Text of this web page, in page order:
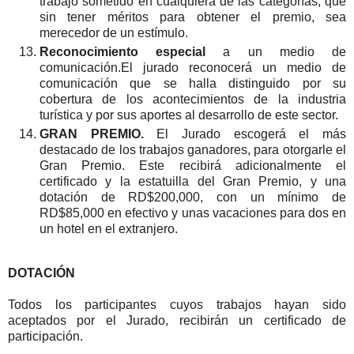
sin tener méritos para obtener el premio, sea
merecedor de un estímulo.
Reconocimiento especial
a un medio de
comunicación.El jurado reconocerá un medio de
comunicación que se halla distinguido por su
cobertura de los acontecimientos de la industria
turística y por sus aportes al desarrollo de este sector.
GRAN PREMIO.El Jurado escogerá el más
destacado de los trabajos ganadores, para otorgarle el
Gran Premio. Este recibirá adicionalmente el
certificado y la estatuilla del Gran Premio, y una
dotación de RD$200,000, con un mínimo de
RD$85,000 en efectivo y unas vacaciones para dos en
un hotel en el extranjero.
DOTACIÓN
Todos los participantes cuyos trabajos hayan sido
aceptados por el Jurado, recibirán un certificado de
participación.